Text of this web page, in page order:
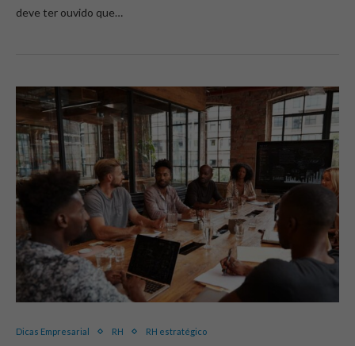
deve ter ouvido que…
Dicas Empresarial RH RH estratégico